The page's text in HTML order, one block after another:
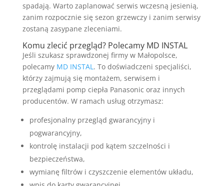
spadają. Warto zaplanować serwis wczesną jesienią,
zanim rozpocznie się sezon grzewczy i zanim serwisy
zostaną zasypane zleceniami.
Komu zlecić przegląd? Polecamy MD INSTAL
Jeśli szukasz sprawdzonej firmy w Małopolsce,
polecamy MD INSTAL. To doświadczeni specjaliści,
którzy zajmują się montażem, serwisem i
przeglądami pomp ciepła Panasonic oraz innych
producentów. W ramach usług otrzymasz:
profesjonalny przegląd gwarancyjny i
pogwarancyjny,
kontrolę instalacji pod kątem szczelności i
bezpieczeństwa,
wymianę filtrów i czyszczenie elementów układu,